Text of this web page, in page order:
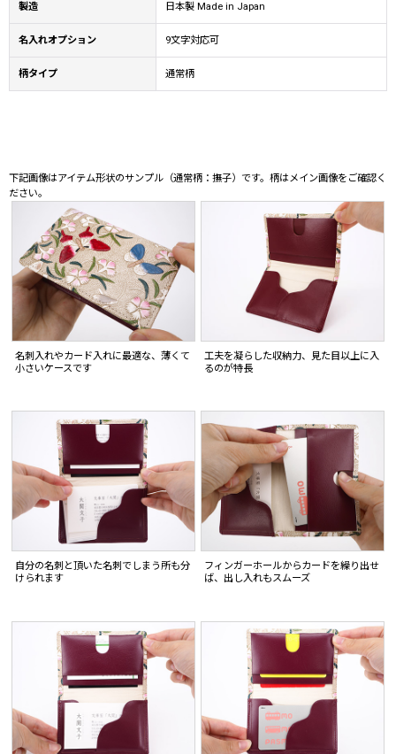
製造 日本製 Made in Japan
名入れオプション 9文字対応可
柄タイプ 通常柄
下記画像はアイテム形状のサンプル（通常柄：撫子）です。柄はメイン画像をご確認く
ださい。
名刺入れやカード入れに最適な、薄くて
小さいケースです
工夫を凝らした収納力、見た目以上に入
るのが特長
自分の名刺と頂いた名刺でしまう所も分
けられます
フィンガーホールからカードを繰り出せ
ば、出し入れもスムーズ